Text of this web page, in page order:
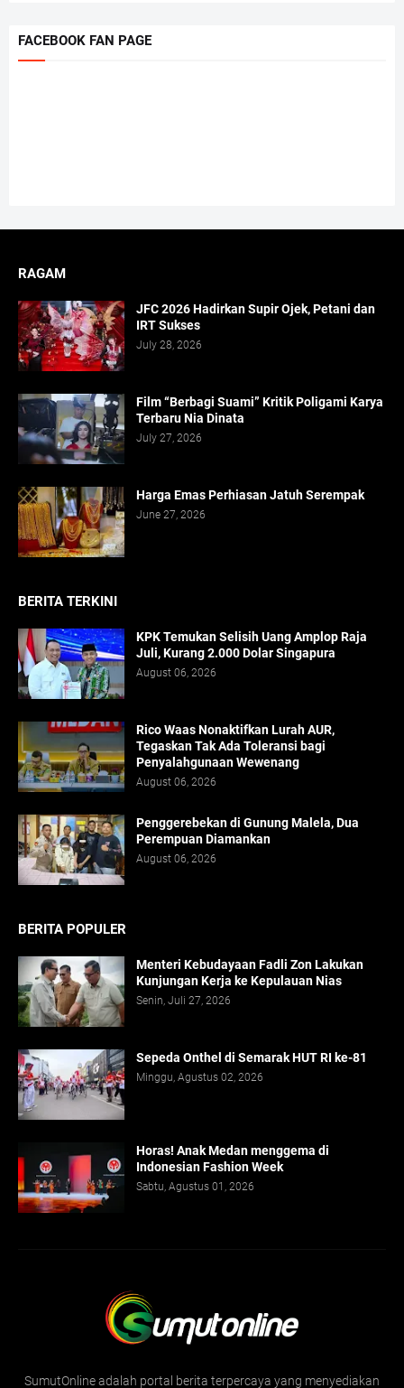
FACEBOOK FAN PAGE
RAGAM
JFC 2026 Hadirkan Supir Ojek, Petani dan
IRT Sukses
July 28, 2026
Film “Berbagi Suami” Kritik Poligami Karya
Terbaru Nia Dinata
July 27, 2026
Harga Emas Perhiasan Jatuh Serempak
June 27, 2026
BERITA TERKINI
KPK Temukan Selisih Uang Amplop Raja
Juli, Kurang 2.000 Dolar Singapura
August 06, 2026
Rico Waas Nonaktifkan Lurah AUR,
Tegaskan Tak Ada Toleransi bagi
Penyalahgunaan Wewenang
August 06, 2026
Penggerebekan di Gunung Malela, Dua
Perempuan Diamankan
August 06, 2026
BERITA POPULER
Menteri Kebudayaan Fadli Zon Lakukan
Kunjungan Kerja ke Kepulauan Nias
Senin, Juli 27, 2026
Sepeda Onthel di Semarak HUT RI ke-81
Minggu, Agustus 02, 2026
Horas! Anak Medan menggema di
Indonesian Fashion Week
Sabtu, Agustus 01, 2026
SumutOnline adalah portal berita terpercaya yang menyediakan